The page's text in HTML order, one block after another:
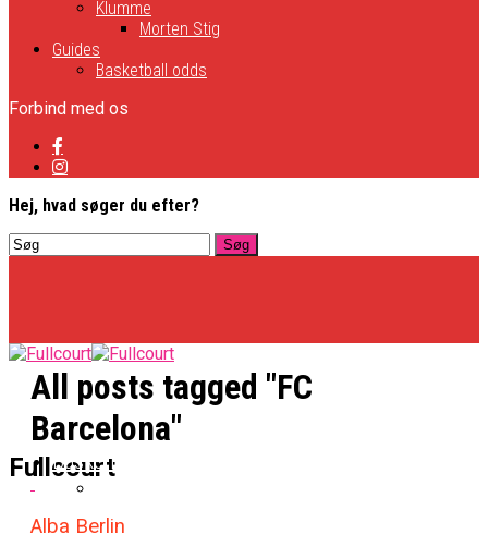
Klumme
Morten Stig
Guides
Basketball odds
Forbind med os
Hej, hvad søger du efter?
Fullcourt
Basketligaen
Officielt: Vejen Gafler Dansker Hos Rabbits
All posts tagged "FC
Barcelona"
Alba Berlin